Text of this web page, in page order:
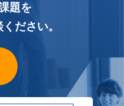
題を
ださい。